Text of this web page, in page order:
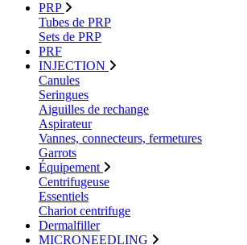
PRP
Tubes de PRP
Sets de PRP
PRF
INJECTION
Canules
Seringues
Aiguilles de rechange
Aspirateur
Vannes, connecteurs, fermetures
Garrots
Équipement
Centrifugeuse
Essentiels
Chariot centrifuge
Dermalfiller
MICRONEEDLING